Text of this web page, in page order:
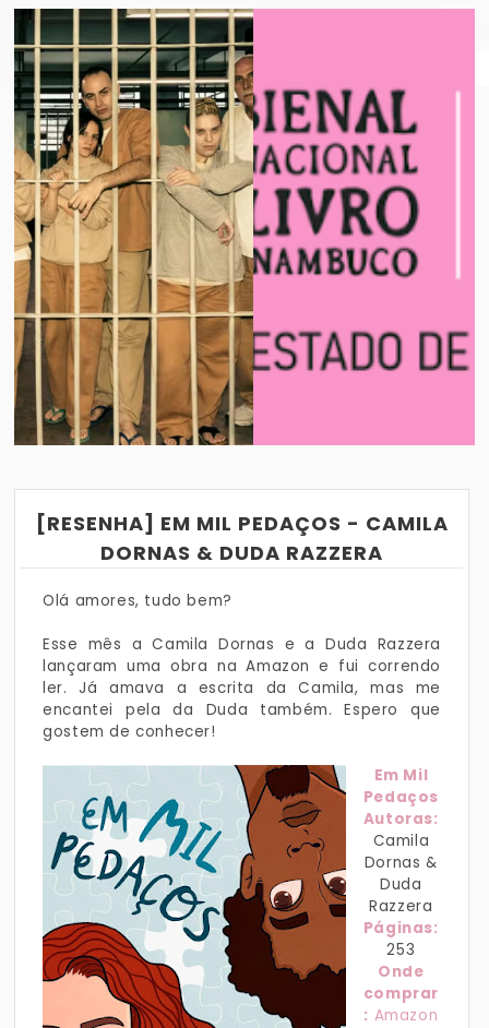
BIENAL INTERNACIONAL DO LIVRO DE
VER POST
[RESENHA] EM MIL PEDAÇOS - CAMILA
DORNAS & DUDA RAZZERA
Olá amores, tudo bem?
Esse mês a Camila Dornas e a Duda Razzera
lançaram uma obra na Amazon e fui correndo
ler. Já amava a escrita da Camila, mas me
encantei pela da Duda também. Espero que
gostem de conhecer!
Em Mil
Pedaços
Autoras:
Camila
Dornas &
Duda
Razzera
Páginas:
253
Onde
comprar
: Amazon